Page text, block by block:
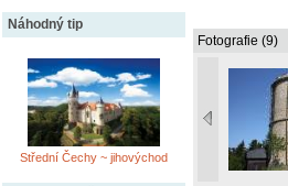
Náhodný tip
Střední Čechy ~ jihovýchod
Fotografie (9)